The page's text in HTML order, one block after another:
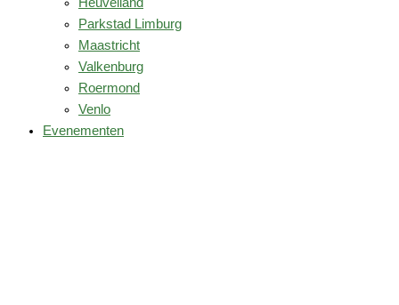
Parkstad Limburg
Maastricht
Valkenburg
Roermond
Venlo
Evenementen